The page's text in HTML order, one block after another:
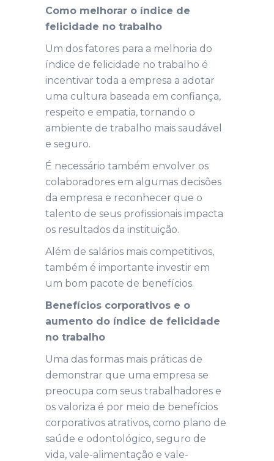
Como melhorar o índice de
felicidade no trabalho
Um dos fatores para a melhoria do
índice de felicidade no trabalho é
incentivar toda a empresa a adotar
uma cultura baseada em confiança,
respeito e empatia, tornando o
ambiente de trabalho mais saudável
e seguro.
É necessário também envolver os
colaboradores em algumas decisões
da empresa e reconhecer que o
talento de seus profissionais impacta
os resultados da instituição.
Além de salários mais competitivos,
também é importante investir em
um bom pacote de benefícios.
Benefícios corporativos e o
aumento do índice de felicidade
no trabalho
Uma das formas mais práticas de
demonstrar que uma empresa se
preocupa com seus trabalhadores e
os valoriza é por meio de benefícios
corporativos atrativos, como plano de
saúde e odontológico, seguro de
vida, vale-alimentação e vale-